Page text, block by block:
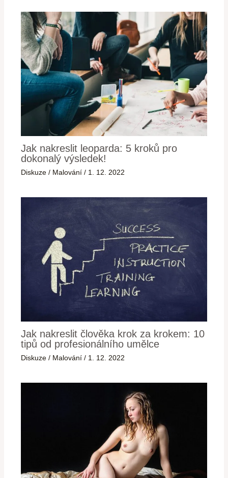
Jak nakreslit leoparda: 5 kroků pro
dokonalý výsledek!
Diskuze / Malování / 1. 12. 2022
Jak nakreslit člověka krok za krokem: 10
tipů od profesionálního umělce
Diskuze / Malování / 1. 12. 2022